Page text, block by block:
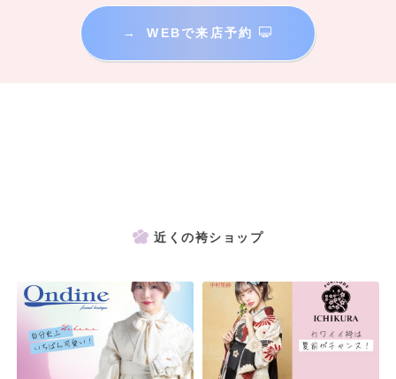
素敵な思い出を写真に残したい方へ、
前撮り撮影・ヘアセット・メイク・着付けまでついた
キモノハーツがおすすめする、袴コーディネート。
→ WEBで来店予約
近くの袴ショップ